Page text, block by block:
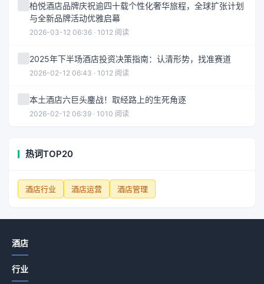
柏悦酒店品牌庆祝逾四十载个性化奢华旅程，全球扩张计划
与全新品牌活动优雅启幕
2026-03-12 06:36 · 1012 阅读
2025年下半场酒店投资决策指南：认清形势，找准赛道
2026-02-12 06:43 · 1012 阅读
本土酒店六巨头鏖战！取经路上的生死角逐
2026-02-12 06:39 · 1010 阅读
热词TOP20
酒店行业 酒店运营 酒店管理
酒店
行业